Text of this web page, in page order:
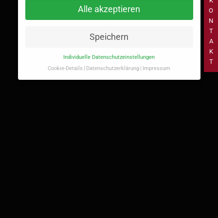
O
N
T
A
K
T
Alle akzeptieren
Speichern
Individuelle Datenschutzeinstellungen
Cookie-Details
Datenschutzerklärung Impressum
Datenschutzeinstellungen